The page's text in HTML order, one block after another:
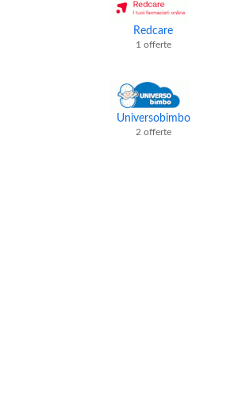
Redcare
1 offerte
Universobimbo
2 offerte